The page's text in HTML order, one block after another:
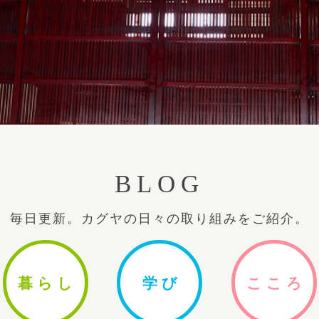
BLOG
毎日更新。カグヤの日々の取り組みをご紹介。
暮ら し 学 び ここ ろ